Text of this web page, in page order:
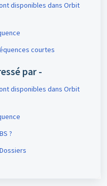
disponibles dans Orbit
courtes
par -
disponibles dans Orbit
?